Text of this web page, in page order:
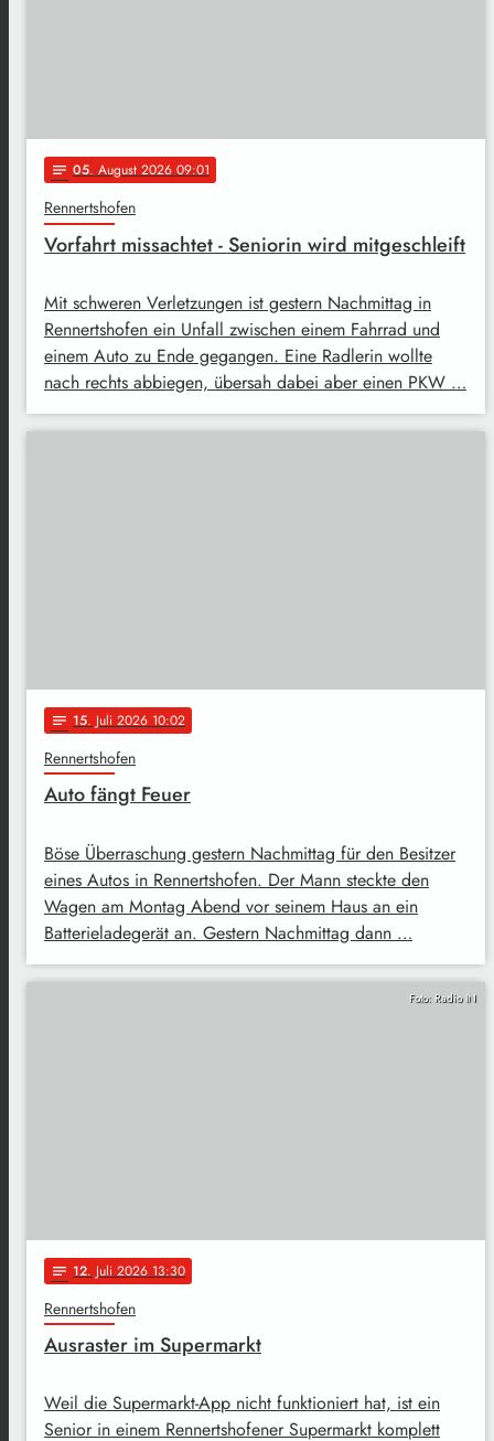
notes 05. August 2026 09:01
Rennertshofen
Vorfahrt missachtet - Seniorin wird mitgeschleift
Mit schweren Verletzungen ist gestern Nachmittag in
Rennertshofen ein Unfall zwischen einem Fahrrad und
einem Auto zu Ende gegangen. Eine Radlerin wollte
nach rechts abbiegen, übersah dabei aber einen PKW …
notes 15. Juli 2026 10:02
Rennertshofen
Auto fängt Feuer
Böse Überraschung gestern Nachmittag für den Besitzer
eines Autos in Rennertshofen. Der Mann steckte den
Wagen am Montag Abend vor seinem Haus an ein
Batterieladegerät an. Gestern Nachmittag dann …
Foto: Radio IN
notes 12. Juli 2026 13:30
Rennertshofen
Ausraster im Supermarkt
Weil die Supermarkt-App nicht funktioniert hat, ist ein
Senior in einem Rennertshofener Supermarkt komplett